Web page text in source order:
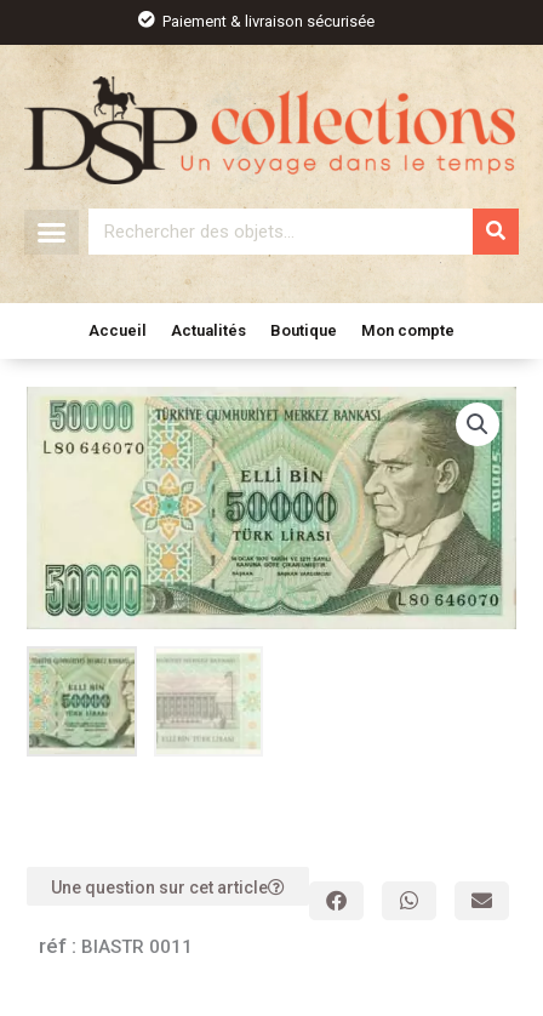
contenu
Paiement & livraison sécurisée
Rechercher
Accueil Actualités Boutique Mon compte
Une question sur cet article
réf : BIASTR 0011